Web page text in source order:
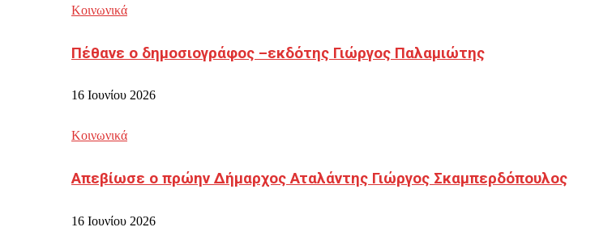
Κοινωνικά
Πέθανε ο δημοσιογράφος –εκδότης Γιώργος Παλαμιώτης
16 Ιουνίου 2026
Κοινωνικά
Απεβίωσε ο πρώην Δήμαρχος Αταλάντης Γιώργος Σκαμπερδόπουλος
16 Ιουνίου 2026